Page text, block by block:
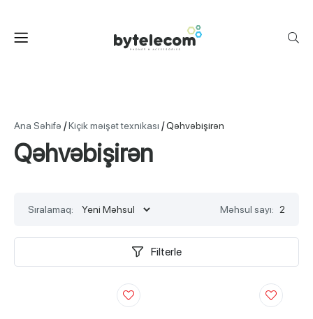
Ana Səhifə /Kiçik məişət texnikası /Qəhvəbişirən
Qəhvəbişirən
Sıralamaq: Məhsul sayı: 2
Filterle